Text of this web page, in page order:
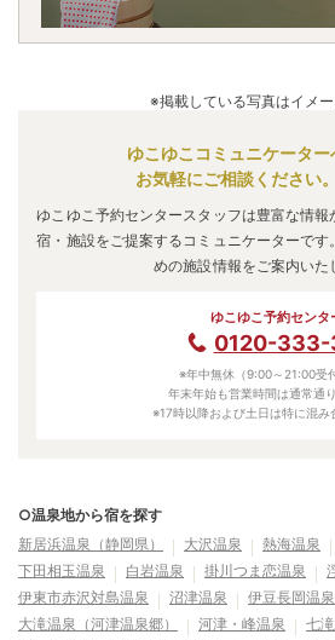
※掲載している写真はイメー
ゆこゆこコミュニケーター
お気軽にご相談ください。
ゆこゆこ予約センタースタッフは豊富な情報
宿・施設をご提案するコミュニケーターで
めの施設情報をご案内いた
ゆこゆこ予約センタ
0120-
※年中無休（9:00～21:00受付
年末年始も営業時間は通常通り
※17時以降および土日は特に混み
○温泉地から宿を探す
新居浜温泉（静岡県）
大沢温泉 熱海温泉
下田相玉温泉
白岩温泉 掛川つま恋温泉
伊東市赤沢対島温泉
沼津温泉
伊豆長岡温
大滝温泉（河津温泉郷）
河津・峰温泉
七